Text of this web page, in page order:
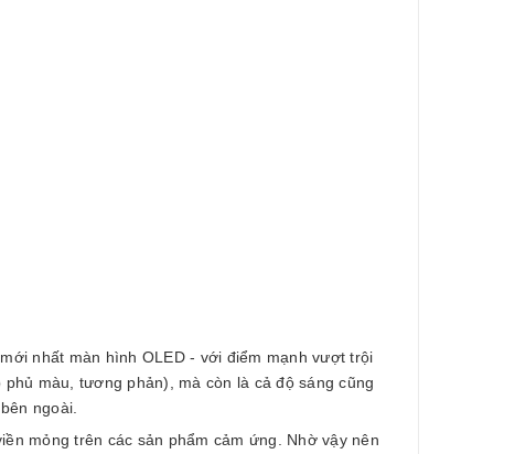
nhất màn hình OLED - với điểm mạnh vượt trội
màu, tương phản), mà còn là cả độ sáng cũng
ngoài.
mỏng trên các sản phẩm cảm ứng. Nhờ vậy nên